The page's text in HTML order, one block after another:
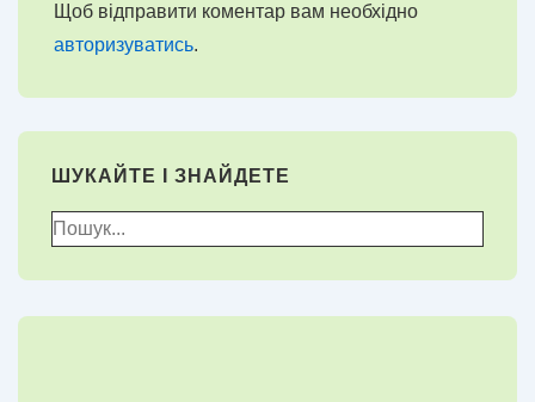
Щоб відправити коментар вам необхідно
авторизуватись.
ШУКАЙТЕ І ЗНАЙДЕТЕ
Пошук
для: